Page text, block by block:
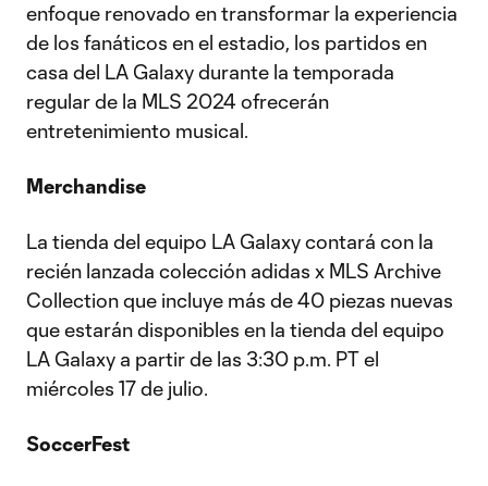
enfoque renovado en transformar la experiencia
de los fanáticos en el estadio, los partidos en
casa del LA Galaxy durante la temporada
regular de la MLS 2024 ofrecerán
entretenimiento musical.
Merchandise
La tienda del equipo LA Galaxy contará con la
recién lanzada colección adidas x MLS Archive
Collection que incluye más de 40 piezas nuevas
que estarán disponibles en la tienda del equipo
LA Galaxy a partir de las 3:30 p.m. PT el
miércoles 17 de julio.
SoccerFest